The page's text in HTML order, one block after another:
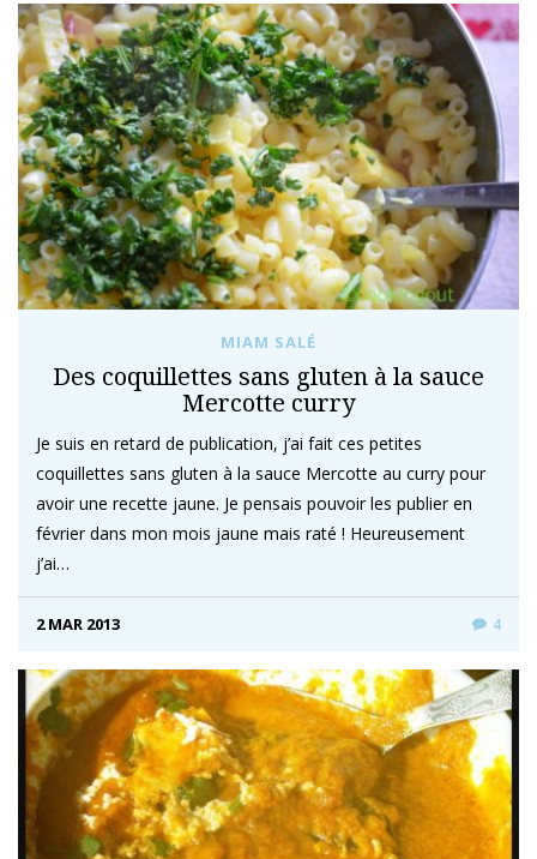
MIAM SALÉ
Des coquillettes sans gluten à la sauce
Mercotte curry
Je suis en retard de publication, j’ai fait ces petites
coquillettes sans gluten à la sauce Mercotte au curry pour
avoir une recette jaune. Je pensais pouvoir les publier en
février dans mon mois jaune mais raté ! Heureusement
j’ai…
2 MAR 2013 4